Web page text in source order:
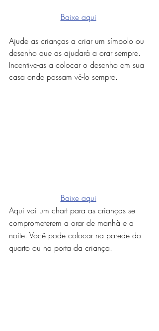
Baixe aqui
Ajude as crianças a criar um símbolo ou
desenho que as ajudará a orar sempre.
Incentive-as a colocar o desenho em sua
casa onde possam vê-lo sempre.
Baixe aqui
Aqui vai um chart para as crianças se
comprometerem a orar de manhã e a
noite. Você pode colocar na parede do
quarto ou na porta da criança.